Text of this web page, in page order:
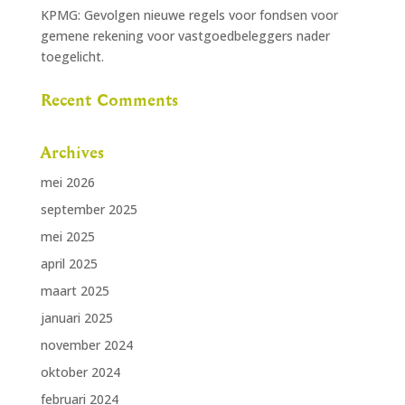
KPMG: Gevolgen nieuwe regels voor fondsen voor
gemene rekening voor vastgoedbeleggers nader
toegelicht.
Recent Comments
Archives
mei 2026
september 2025
mei 2025
april 2025
maart 2025
januari 2025
november 2024
oktober 2024
februari 2024